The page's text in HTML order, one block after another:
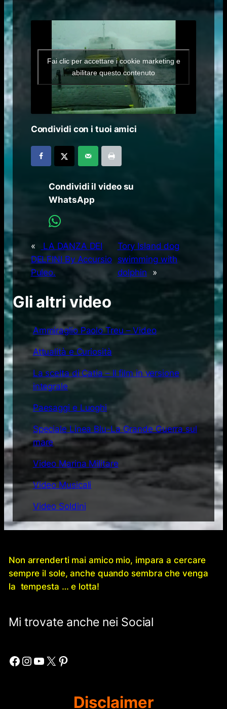
Fai clic per accettare i cookie marketing e
abilitare questo contenuto
Condividi con i tuoi amici
Condividi il video su
WhatsApp
«
LA DANZA DEI
DELFINI By Accursio
Puleo.
Tory Island dog
swimming with
dolphin
»
Gli altri video
Ammiraglio Paolo Treu – Video
Attualità e Curiosità
La scelta di Catia – Il film in versione
integrale
Paesaggi e Luoghi
Speciale Linea Blu-La Grande Guerra sul
mare
Video Marina Militare
Video Musicali
Video Soldini
Non arrenderti mai amico mio, impara a cercare
sempre il sole, anche quando sembra che venga
la tempesta … e lotta!
Mi trovate anche nei Social
Facebook Instagram YouTube X Pinterest
Disclaimer